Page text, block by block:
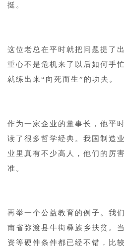
挺。
这位老总在平时就把问题提了
重心不是危机来了以后如何手
就练出来“向死而生”的功夫。
作为一家企业的董事长，他平
读了很多哲学经典。我国制造
业里真有不少高人，他们的厉
准。
再举一个公益教育的例子。我
南省弥渡县牛街彝族乡扶贫。
资等硬件条件都已经不错，比